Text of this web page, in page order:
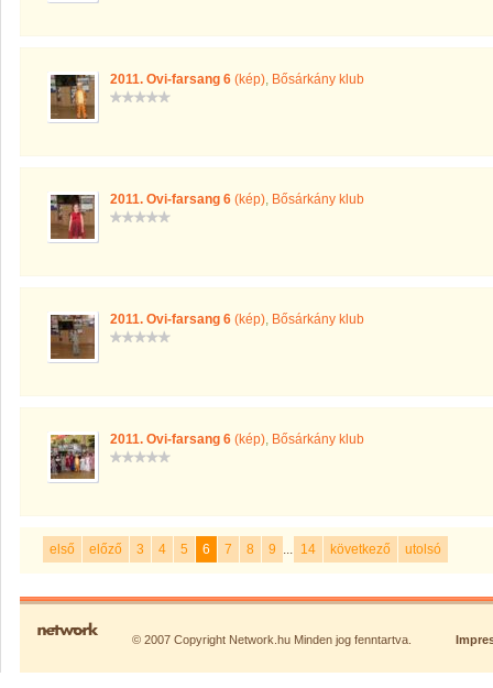
2011. Ovi-farsang 6 (kép), Bősárkány klub
2011. Ovi-farsang 6 (kép), Bősárkány klub
2011. Ovi-farsang 6 (kép), Bősárkány klub
2011. Ovi-farsang 6 (kép), Bősárkány klub
első előző 3 4 5 6 7 8 9 ... 14 következő utolsó
© 2007 Copyright Network.hu Minden jog fenntartva.